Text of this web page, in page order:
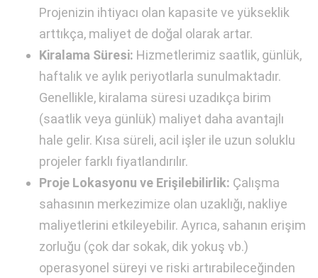
Projenizin ihtiyacı olan kapasite ve yükseklik
arttıkça, maliyet de doğal olarak artar.
Kiralama Süresi: Hizmetlerimiz saatlik, günlük,
haftalık ve aylık periyotlarla sunulmaktadır.
Genellikle, kiralama süresi uzadıkça birim
(saatlik veya günlük) maliyet daha avantajlı
hale gelir. Kısa süreli, acil işler ile uzun soluklu
projeler farklı fiyatlandırılır.
Proje Lokasyonu ve Erişilebilirlik: Çalışma
sahasının merkezimize olan uzaklığı, nakliye
maliyetlerini etkileyebilir. Ayrıca, sahanın erişim
zorluğu (çok dar sokak, dik yokuş vb.)
operasyonel süreyi ve riski artırabileceğinden